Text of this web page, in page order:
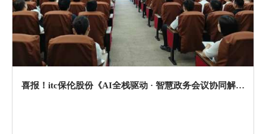
喜报！itc保伦股份《AI全栈驱动 · 智慧政务会议协同解决方案》入选2026全国企业新质生产力赋能典型案例！